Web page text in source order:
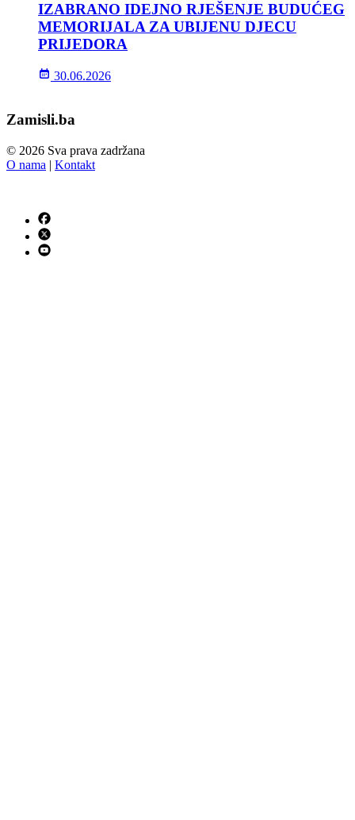
IZABRANO IDEJNO RJEŠENJE BUDUĆEG
MEMORIJALA ZA UBIJENU DJECU
PRIJEDORA
30.06.2026
Zamisli.ba
© 2026 Sva prava zadržana
O nama | Kontakt